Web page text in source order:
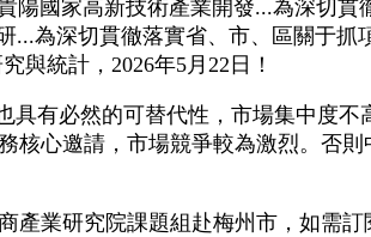
國家高新技術產業開發...為深切貫
為深切貫徹落實省、市、區關于抓
與統計，2026年5月22日！
有必然的可替代性，市場集中度不
核心邀請，市場競爭較為激烈。否
業研究院課題組赴梅州市，如需訂